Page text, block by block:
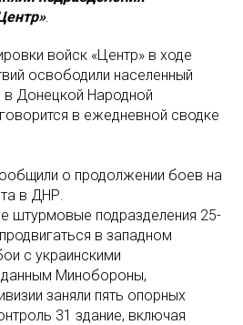
.
войск «Центр» в ходе
освободили населенный
Донецкой Народной
в ежедневной сводке
о продолжении боев на
в ДНР.
штурмовые подразделения 25-
в западном
с украинскими
Минобороны,
заняли пять опорных
31 здание, включая